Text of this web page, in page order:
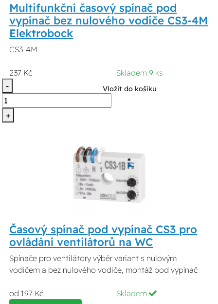
Multifunkční časový spínač pod
vypínač bez nulového vodiče CS3-4M
Elektrobock
CS3-4M
237 Kč
Skladem 9 ks
-
+
Vložit do košíku
Časový spínač pod vypínač CS3 pro
ovládání ventilátorů na WC
Spínače pro ventilátory výběr variant s nulovým
vodičem a bez nulového vodiče, montáž pod vypínač
od 197 Kč Skladem